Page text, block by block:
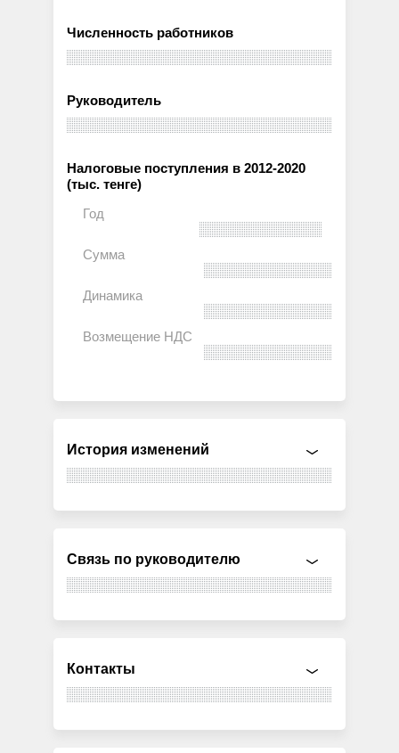
Численность работников
Руководитель
Налоговые поступления в 2012-2020
(тыс. тенге)
История изменений
Связь по руководителю
Контакты